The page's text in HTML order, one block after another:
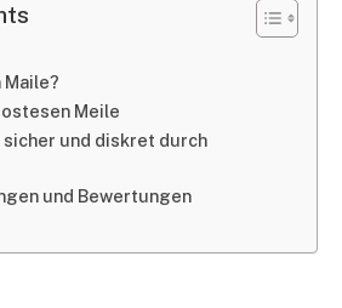
Meile
sicher und diskret durch
und Bewertungen